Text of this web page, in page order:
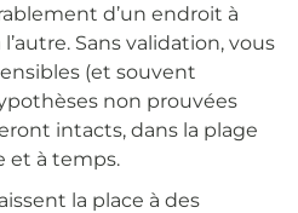
d’un endroit à
Sans validation, vous
(et souvent
non prouvées
intacts, dans la plage
et à temps.
la place à des